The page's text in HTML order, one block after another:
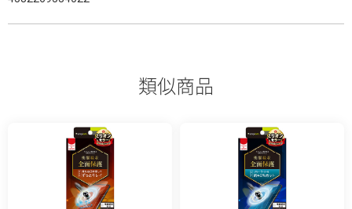
類似商品